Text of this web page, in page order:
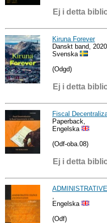
Ej i detta
Kiruna Forever
Danskt band, 2020
Svenska
(Odgd)
Ej i detta
Fiscal
Paperback,
Engelska
(Odf-oba.08)
Ej i detta
Engelska
(Odf)